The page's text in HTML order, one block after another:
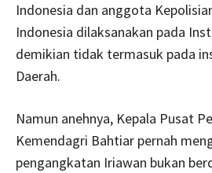
Indonesia dan anggota
Indonesia dilaksanakan pada
demikian tidak termasuk pada
Daerah.
Namun anehnya, Kepala Pusat
Kemendagri Bahtiar pernah
pengangkatan Iriawan bukan